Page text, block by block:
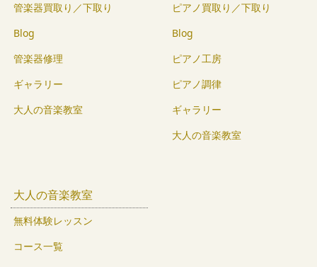
管楽器買取り／下取り
Blog
管楽器修理
ギャラリー
大人の音楽教室
ピアノ買取り／下取り
Blog
ピアノ工房
ピアノ調律
ギャラリー
大人の音楽教室
大人の音楽教室
無料体験レッスン
コース一覧